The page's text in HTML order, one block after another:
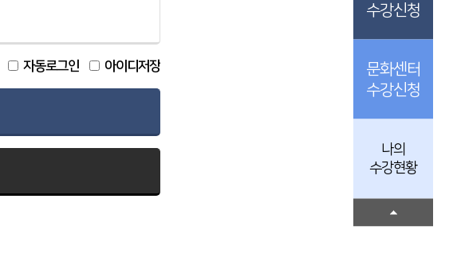
자동로그인 아이디저장
수강신청
문화센터
수강신청
나의
수강현황